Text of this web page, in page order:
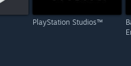
PlayStation Studios™